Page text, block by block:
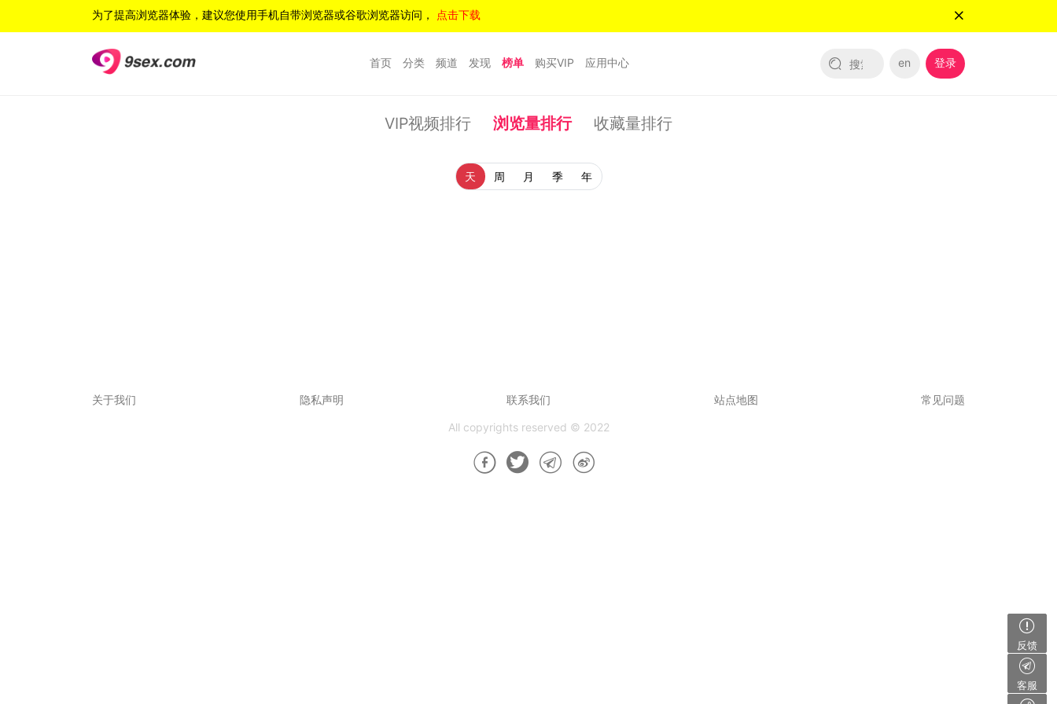
为了提高浏览器体验，建议您使用手机自带浏览器或谷歌浏览器访问， 点击下载
首页 分类 频道 发现 榜单 购买VIP 应用中心 en 登录
VIP视频排行 浏览量排行 收藏量排行
天 周 月 季 年
反馈
客服
关于我们 隐私声明 联系我们 站点地图 常见问题
All copyrights reserved © 2022